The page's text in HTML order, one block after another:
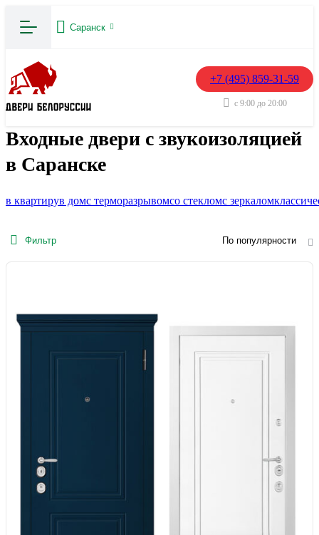
Саранск
+7 (495) 859-31-59
с 9:00 до 20:00
Входные двери с звукоизоляцией
в Саранске
в квартирув домс терморазрывомсо стекломс зеркалом
Фильтр По популярности